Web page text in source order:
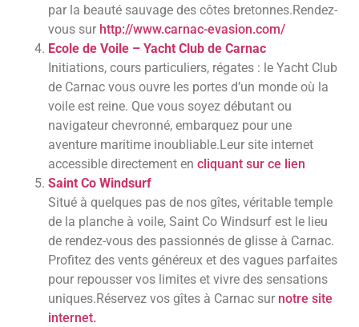
par la beauté sauvage des côtes bretonnes.Rendez-
vous sur http://www.carnac-evasion.com/
Ecole de Voile – Yacht Club de Carnac
Initiations, cours particuliers, régates : le Yacht Club
de Carnac vous ouvre les portes d’un monde où la
voile est reine. Que vous soyez débutant ou
navigateur chevronné, embarquez pour une
aventure maritime inoubliable.Leur site internet
accessible directement en cliquant sur ce lien
Saint Co Windsurf
Situé à quelques pas de nos gîtes, véritable temple
de la planche à voile, Saint Co Windsurf est le lieu
de rendez-vous des passionnés de glisse à Carnac.
Profitez des vents généreux et des vagues parfaites
pour repousser vos limites et vivre des sensations
uniques.Réservez vos gîtes à Carnac sur notre site
internet.